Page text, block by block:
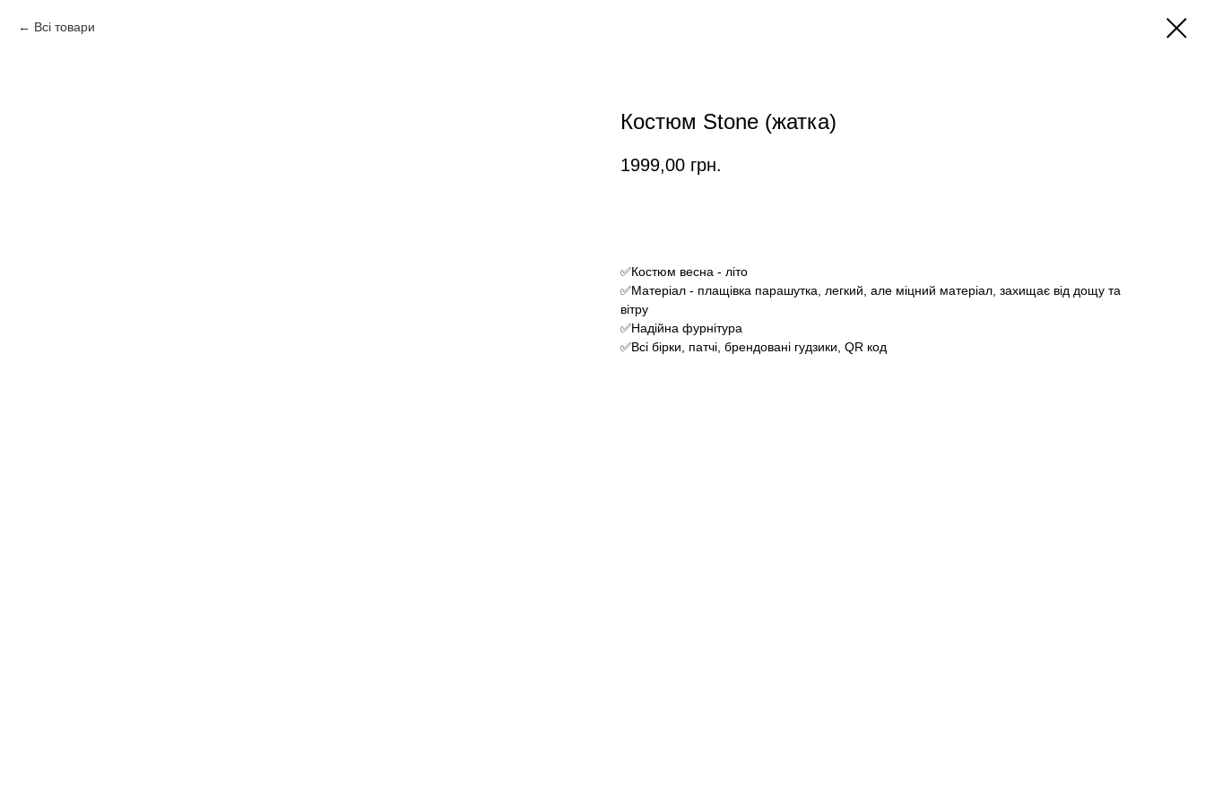
Всі товари
Костюм Stone (жатка)
1999,00 грн.
✅Костюм весна - літо
✅Матеріал - плащівка парашутка, легкий, але міцний матеріал, захищає від дощу та
вітру
✅Надійна фурнітура
✅Всі бірки, патчі, брендовані гудзики, QR код